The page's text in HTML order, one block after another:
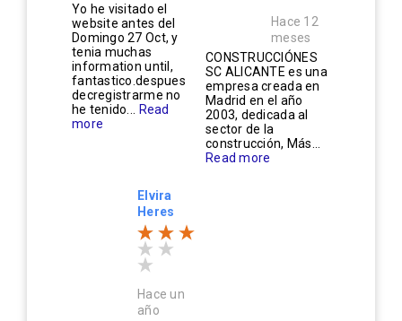
Yo he visitado el
website antes del
Domingo 27 Oct, y
tenia muchas
information until,
fantastico.despues
decregistrarme no
he tenido...
Read
more
Hace 12
meses
CONSTRUCCIÓNES
SC ALICANTE es una
empresa creada en
Madrid en el año
2003, dedicada al
sector de la
construcción, Más...
Read more
Elvira
Heres
Hace un
año